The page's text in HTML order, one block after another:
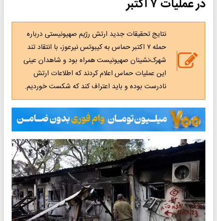
در عملیات ۷ اکتبر
نتایج تحقیقات جدید ارتش رژیم صهیونیستی درباره
حمله ۷ اکتبر حماس به کیبوتس نیرعوز، با انتقاد تند
شهرک‌نشینان صهیونیست همراه بود و شاهدان عینی
این عملیات حماس اعلام کردند که اطلاعات ارتش
نادرست بوده و باید اعتراف کند که شکست خوردیم.